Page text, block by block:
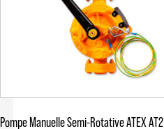
Pompe Manuelle Semi-Rotative ATEX AT2